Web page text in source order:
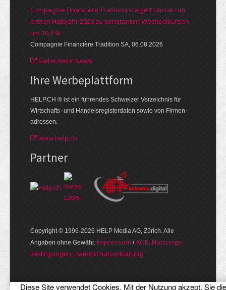
Compagnie Financière Tradition steigert Umsatz im
ersten Halbjahr 2026 zu konstanten Wechselkursen
um 10,4 %
Compagnie Financière Tradition SA, 06.08.2026
Siehe mehr News
Ihre Werbe­plattform
HELP.CH ® ist ein führendes Schweizer Verzeichnis für
Wirtschafts- und Handelsregisterdaten sowie von Firmen­
adressen.
www.help.ch
Partner
Copyright © 1996-2026 HELP Media AG, Zürich. Alle
Angaben ohne Gewähr. Im­pres­sum /AGB, Nut­zungs­
bedin­gungen, Daten­schutz­er­klärung
Diese Site verwendet Cookies. Mit der Nutzung akzept. Sie die